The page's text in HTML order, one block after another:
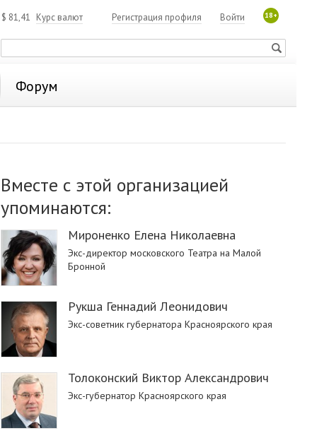
$ 81,41 Курс валют 18+
Войти
Регистрация профиля
Форум
Вместе с этой организацией
упоминаются:
Мироненко Елена Николаевна
Экс-директор московского Театра на Малой
Бронной
Рукша Геннадий Леонидович
Экс-советник губернатора Красноярского края
Толоконский Виктор Александрович
Экс-губернатор Красноярского края